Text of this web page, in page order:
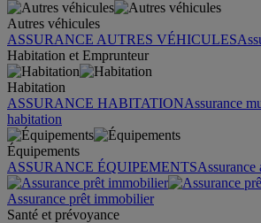
Autres véhicules
ASSURANCE AUTRES VÉHICULES
Habitation et Emprunteur
Habitation
ASSURANCE HABITATIONAssurance
habitation
Équipements
ASSURANCE ÉQUIPEMENTSAssurance
Assurance prêt immobilier
Santé et prévoyance